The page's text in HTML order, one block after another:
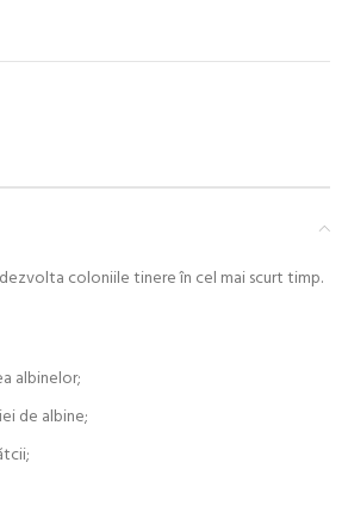
coloniile tinere în cel mai scurt timp.
albinelor;
de albine;